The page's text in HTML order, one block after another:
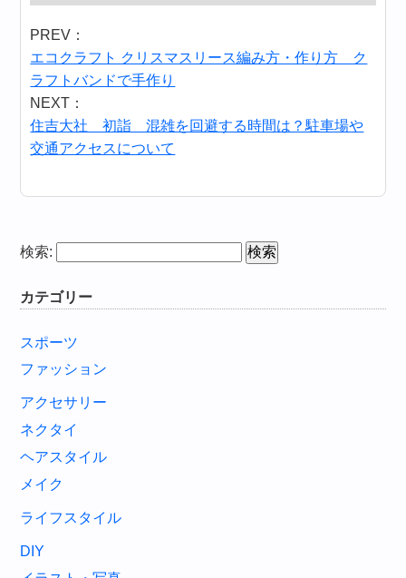
PREV：
エコクラフト クリスマスリース編み方・作り方 ク
ラフトバンドで手作り
NEXT：
住吉大社 初詣 混雑を回避する時間は？駐車場や
交通アクセスについて
検索:
カテゴリー
スポーツ
ファッション
アクセサリー
ネクタイ
ヘアスタイル
メイク
ライフスタイル
DIY